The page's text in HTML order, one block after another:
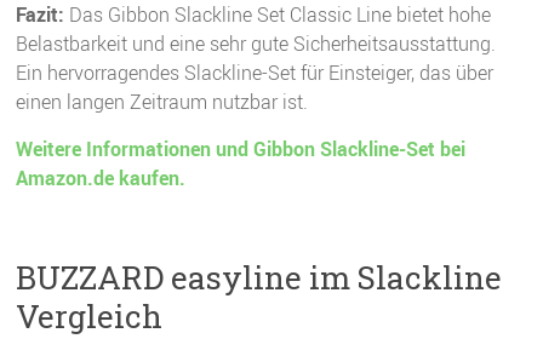
Fazit: Das Gibbon Slackline Set Classic Line bietet hohe
Belastbarkeit und eine sehr gute Sicherheitsausstattung.
Ein hervorragendes Slackline-Set für Einsteiger, das über
einen langen Zeitraum nutzbar ist.
Weitere Informationen und Gibbon Slackline-Set bei
Amazon.de kaufen.
BUZZARD easyline im Slackline
Vergleich